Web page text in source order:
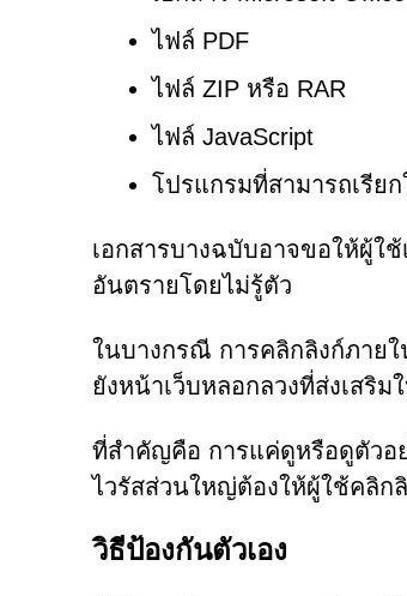
ไฟล์ PDF
ไฟล์ ZIP หรือ RAR
ไฟล์ JavaScript
โปรแกรมที่สามารถเรีย
เอกสารบางฉบับอาจขอให้ผู้ใ
อันตรายโดยไม่รู้ตัว
ในบางกรณี การคลิกลิงก์ภาย
ยังหน้าเว็บหลอกลวงที่ส่งเสริ
ที่สำคัญคือ การแค่ดูหรือดูตัวอ
ไวรัสส่วนใหญ่ต้องให้ผู้ใช้คลิก
วิธีป้องกันตัวเอง